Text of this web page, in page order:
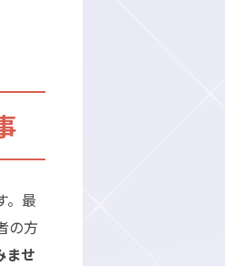
。最
の方
ませ